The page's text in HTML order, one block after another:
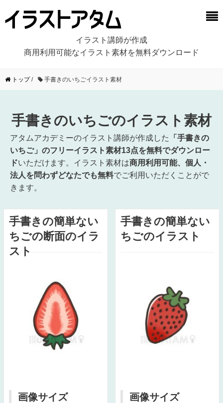
イラスト講師が作成
商用利用可能なイラスト素材を無料ダウンロード
トップ/ 手書きのいちごイラスト素材
手書きのいちごのイラスト素材
アタムアカデミーのイラスト講師が作成した
「手書きの
いちご」のフリーイラスト素材13点を無料でダウンロー
ドいただけます。イラスト素材は商用利用可能、個人・
法人を問わずどなたでも無料でご利用いただくことがで
きます。
手書きの簡単ない
ちごの断面のイラ
スト
画像サイズ
手書きの簡単ない
ちごのイラスト
画像サイズ